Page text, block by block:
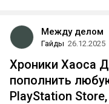
Между делом
Гайды 26.12.2025
Хроники Хаоса
пополнить
PlayStation